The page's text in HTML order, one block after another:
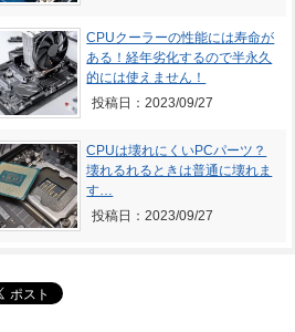
CPUクーラーの性能には寿命が
ある！経年劣化するので半永久
的には使えません！
投稿日：2023/09/27
CPUは壊れにくいPCパーツ？
壊れるれるときは普通に壊れま
す…
投稿日：2023/09/27